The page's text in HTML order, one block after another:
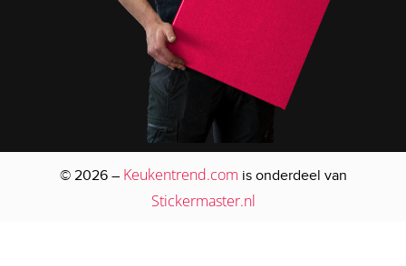
© 2026 – Keukentrend.com is onderdeel van
Stickermaster.nl